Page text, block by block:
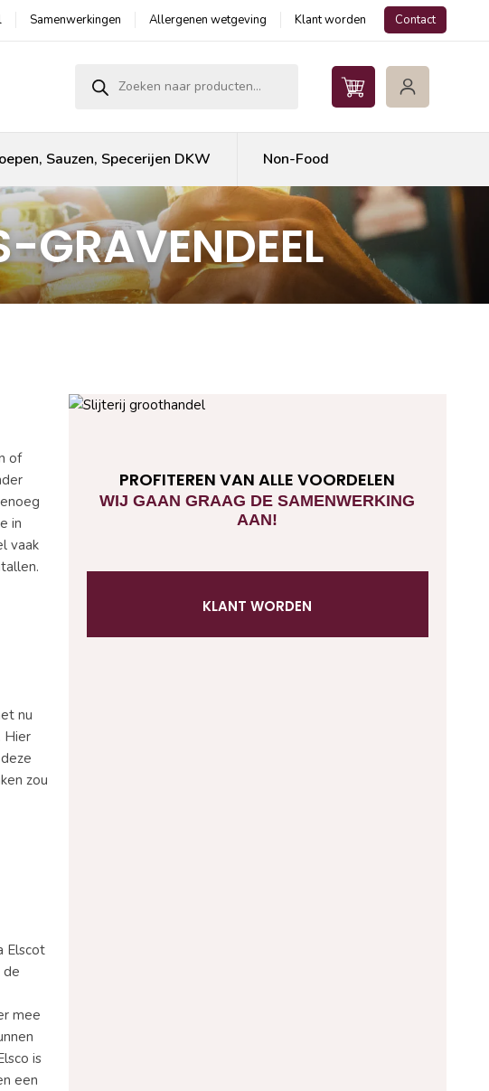
Samenwerkingen Allergenen wetgeving Klant worden Contact
Sauzen, Specerijen DKW Non-Food
GRAVENDEEL
of
in
vaak
nu
Hier
zou
Elscot
de
mee
is
een
PROFITEREN VAN ALLE VOORDELEN
WIJ GAAN GRAAG DE SAMENWERKING
AAN!
KLANT WORDEN